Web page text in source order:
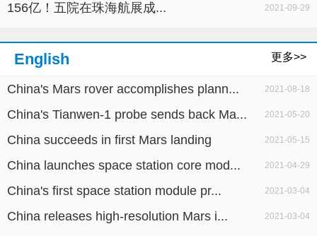
156亿！五院在珠海航展成... 2021-09-29
English 更多>>
China's Mars rover accomplishes plann... 2021-08-18
China's Tianwen-1 probe sends back Ma... 2021-05-20
China succeeds in first Mars landing 2021-05-15
China launches space station core mod... 2021-04-29
China's first space station module pr... 2021-03-04
China releases high-resolution Mars i... 2021-03-04